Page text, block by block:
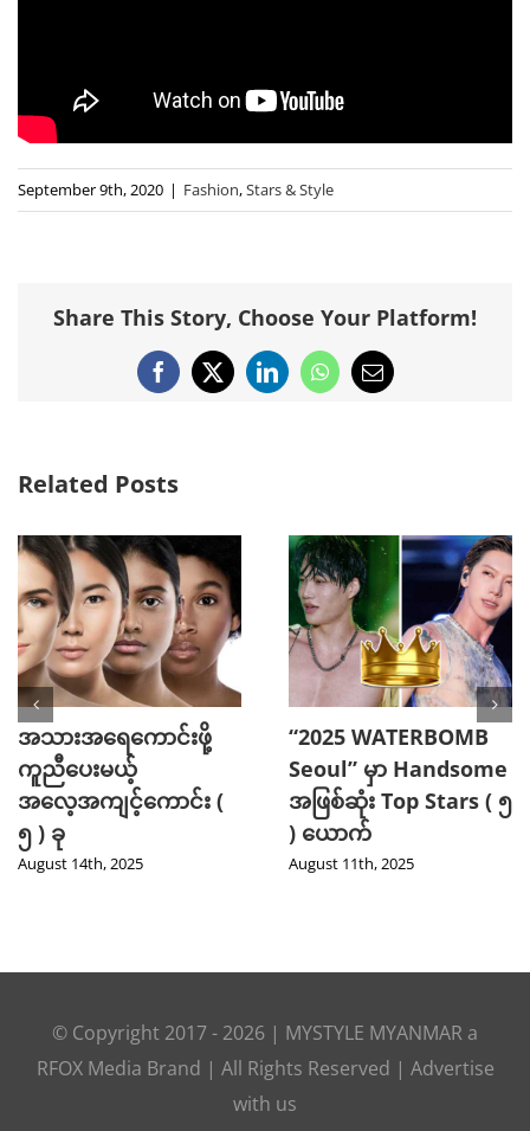
September 9th, 2020 | Fashion,Stars & Style
Share This Story, Choose Your Platform!
Facebook
X LinkedInWhatsApp
Email
Related Posts
အသားအရေကောင်းဖို့
ကူညီပေးမယ့်
အလေ့အကျင့်ကောင်း (
၅ ) ခု
August 14th, 2025
“2025 WATERBOMB
Seoul” မှာ Handsome
အဖြစ်ဆုံး Top Stars ( ၅
) ယောက်
August 11th, 2025
© Copyright 2017 - 2026 | MYSTYLE MYANMAR a
RFOX Media Brand | All Rights Reserved | Advertise
with us